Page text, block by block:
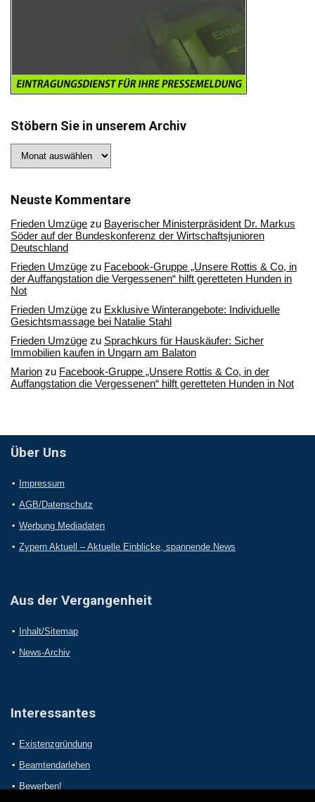
Stöbern Sie in unserem Archiv
Sie
Archiv
Neuste Kommentare
Frieden Umzüge zu Bayerischer Ministerpräsident Dr. Markus
Söder auf der Bundeskonferenz der Wirtschaftsjunioren
Deutschland
Frieden Umzüge zu Facebook-Gruppe „Unsere Rottis & Co, in
der Auffangstation die Vergessenen“ hilft geretteten Hunden in
Not
Frieden Umzüge zu Exklusive Winterangebote: Individuelle
Gesichtsmassage bei Natalie Stahl
Frieden Umzüge zu Sprachkurs für Hauskäufer: Sicher
Immobilien kaufen in Ungarn am Balaton
Marion zu Facebook-Gruppe „Unsere Rottis & Co, in der
Auffangstation die Vergessenen“ hilft geretteten Hunden in Not
Über Uns
Impressum
AGB/Datenschutz
Werbung Mediadaten
Zypern Aktuell – Aktuelle Einblicke, spannende News
Aus der Vergangenheit
Inhalt/Sitemap
News-Archiv
Interessantes
Existenzgründung
Beamtendarlehen
Bewerben!